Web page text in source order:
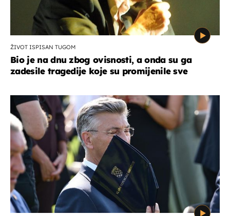
ŽIVOT ISPISAN TUGOM
Bio je na dnu zbog ovisnosti, a onda su ga
zadesile tragedije koje su promijenile sve